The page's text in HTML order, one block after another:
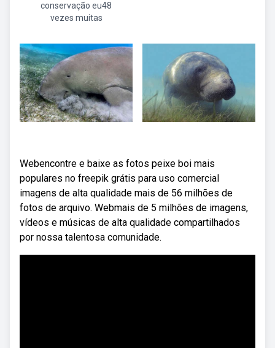
conservação eu48
vezes muitas
Webencontre e baixe as fotos peixe boi mais
populares no freepik grátis para uso comercial
imagens de alta qualidade mais de 56 milhões de
fotos de arquivo. Webmais de 5 milhões de imagens,
vídeos e músicas de alta qualidade compartilhados
por nossa talentosa comunidade.